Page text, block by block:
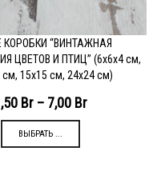
КОРОБКИ “ВИНТАЖНАЯ
ЦВЕТОВ И ПТИЦ” (6х6х4 см,
см, 15х15 см, 24х24 см)
Br – 7,00 Br
ВЫБРАТЬ ...